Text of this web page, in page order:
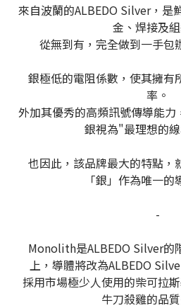
來自波蘭的ALBEDO Silver，是
金、焊接及組
從無到有，完全做到一手包
銀極低的電阻係數，使其擁有
率。
外加其優秀的高頻訊號傳導能
銀視為"最理想的
也因此，該品牌最大的特點，
「銀」作為唯一的
-
Monolith是ALBEDO Silver的
上，導體將改為ALBEDO
採用市場極少人使用的柴可拉
牛刀殺雞的品